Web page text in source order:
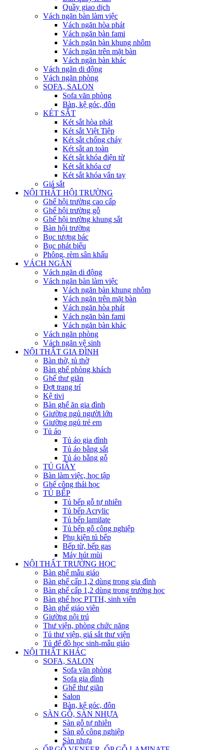
Quầy giao dịch
Vách ngăn bàn làm việc
Vách ngăn hòa phát
Vách ngăn bàn fami
Vách ngăn bàn khung nhôm
Vách ngăn trên mặt bàn
Vách ngăn bàn khác
Vách ngăn di động
Vách ngăn phòng
SOFA, SALON
Sofa văn phòng
Bàn, kệ góc, đôn
KÉT SẮT
Két sắt hòa phát
Két sắt Việt Tiệp
Két sắt chống cháy
Két sắt an toàn
Két sắt khóa điện tử
Két sắt khóa cơ
Két sắt khóa vân tay
Giá sắt
NỘI THẤT HỘI TRƯỜNG
Ghế hội trường cao cấp
Ghế hội trường gỗ
Ghế hội trường khung sắt
Bàn hội trường
Bục tượng bác
Bục phát biểu
Phông, rèm sân khấu
VÁCH NGĂN
Vách ngăn di động
Vách ngăn bàn làm việc
Vách ngăn bàn khung nhôm
Vách ngăn trên mặt bàn
Vách ngăn hòa phát
Vách ngăn bàn fami
Vách ngăn bàn khác
Vách ngăn phòng
Vách ngăn vệ sinh
NỘI THẤT GIA ĐÌNH
Bàn thờ, tủ thờ
Bàn ghế phòng khách
Ghế thư giãn
Đợt trang trí
Kệ tivi
Bàn ghế ăn gia đình
Giường ngủ người lớn
Giường ngủ trẻ em
Tủ áo
Tủ áo gia đình
Tủ áo bằng sắt
Tủ áo bằng gỗ
TỦ GIẦY
Bàn làm việc, học tập
Ghế công thái học
TỦ BẾP
Tủ bếp gỗ tự nhiên
Tủ bếp Acrylic
Tủ bếp lamilate
Tủ bếp gỗ công nghiệp
Phụ kiện tủ bếp
Bếp từ, bếp gas
Máy hút mùi
NỘI THẤT TRƯỜNG HỌC
Bàn ghế mẫu giáo
Bàn ghế cấp 1,2 dùng trong gia đình
Bàn ghế cấp 1,2 dùng trong trường học
Bàn ghế học PTTH, sinh viên
Bàn ghế giáo viên
Giường nội trú
Thư viện, phòng chức năng
Tủ thư viện, giá sắt thư viện
Tủ để đồ học sinh-mẫu giáo
NỘI THẤT KHÁC
SOFA, SALON
Sofa văn phòng
Sofa gia đình
Ghế thư giãn
Salon
Bàn, kệ góc, đôn
SÀN GỖ, SÀN NHỰA
Sàn gỗ tự nhiên
Sàn gỗ công nghiệp
Sàn nhựa